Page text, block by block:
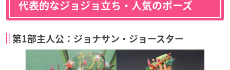
代表的なジョジョ立ち・人気のポーズ
第1部主人公：ジョナサン・ジョースター